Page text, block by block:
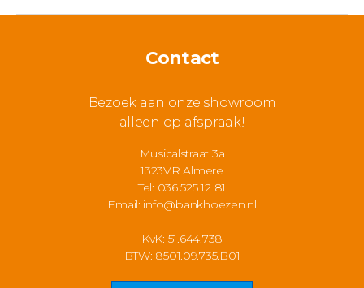
Contact
Bezoek aan onze showroom
alleen op afspraak!
Musicalstraat 3a
1323VR Almere
Tel: 036 525 12 81
Email: info@bankhoezen.nl
KvK: 51.644.738
BTW: 8501.09.735.B01